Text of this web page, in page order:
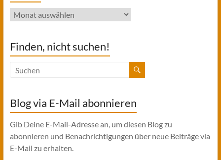
Archiv
Finden, nicht suchen!
Blog via E-Mail abonnieren
Gib Deine E-Mail-Adresse an, um diesen Blog zu
abonnieren und Benachrichtigungen über neue Beiträge via
E-Mail zu erhalten.